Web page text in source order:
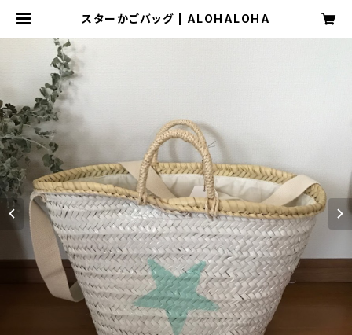
スターかごバッグ | ALOHALOHA